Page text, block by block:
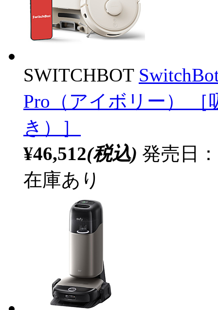
SWITCHBOT
Pro（アイボリー）
き）］
¥46,512(税込) 発売日
在庫あり